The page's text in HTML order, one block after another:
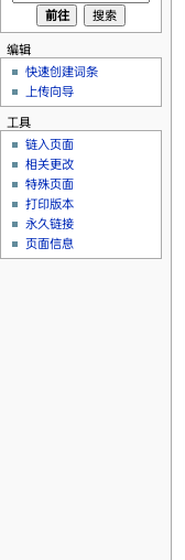
编辑
快速创建词条
上传向导
工具
链入页面
相关更改
特殊页面
打印版本
永久链接
页面信息